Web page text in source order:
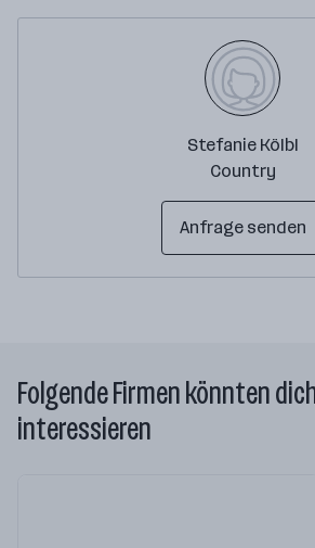
Stefanie Kölbl
Country
Anfrage senden
Folgende Firmen könnten
interessieren